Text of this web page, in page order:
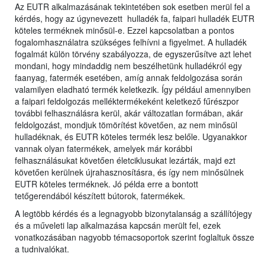
Az EUTR alkalmazásának tekintetében sok esetben merül fel a
kérdés, hogy az úgynevezett hulladék fa, faipari hulladék EUTR
köteles terméknek minősül-e. Ezzel kapcsolatban a pontos
fogalomhasználatra szükséges felhívni a figyelmet. A hulladék
fogalmát külön törvény szabályozza, de egyszerűsítve azt lehet
mondani, hogy mindaddig nem beszélhetünk hulladékról egy
faanyag, fatermék esetében, amíg annak feldolgozása során
valamilyen eladható termék keletkezik. Így például amennyiben
a faipari feldolgozás melléktermékeként keletkező fűrészpor
további felhasználásra kerül, akár változatlan formában, akár
feldolgozást, mondjuk tömörítést követően, az nem minősül
hulladéknak, és EUTR köteles termék lesz belőle. Ugyanakkor
vannak olyan fatermékek, amelyek már korábbi
felhasználásukat követően életciklusukat lezárták, majd ezt
követően kerülnek újrahasznosításra, és így nem minősülnek
EUTR köteles terméknek. Jó példa erre a bontott
tetőgerendából készített bútorok, fatermékek.
A legtöbb kérdés és a legnagyobb bizonytalanság a szállítójegy
és a műveleti lap alkalmazása kapcsán merült fel, ezek
vonatkozásában nagyobb témacsoportok szerint foglaltuk össze
a tudnivalókat.